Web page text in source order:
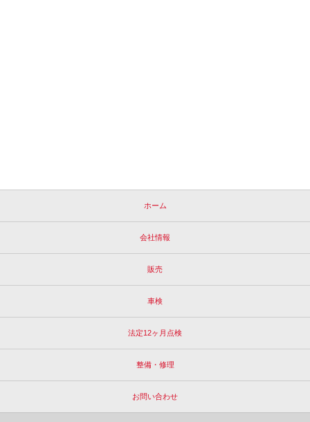
ホーム
会社情報
販売
車検
法定12ヶ月点検
整備・修理
お問い合わせ